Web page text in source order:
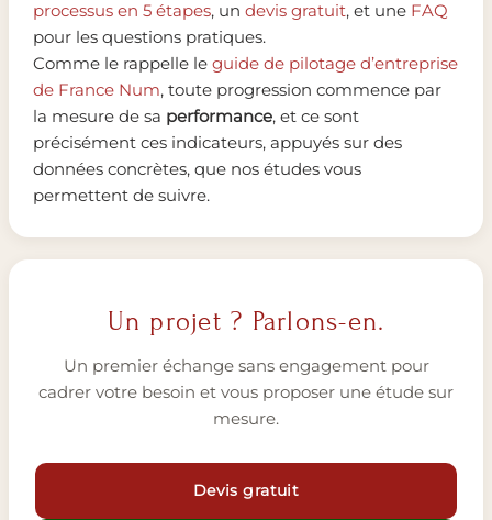
processus en 5 étapes, un devis gratuit, et une FAQ
pour les questions pratiques.
Comme le rappelle le guide de pilotage d’entreprise
de France Num, toute progression commence par
la mesure de sa performance, et ce sont
précisément ces indicateurs, appuyés sur des
données concrètes, que nos études vous
permettent de suivre.
Un projet ? Parlons-en.
Un premier échange sans engagement pour
cadrer votre besoin et vous proposer une étude sur
mesure.
Devis gratuit